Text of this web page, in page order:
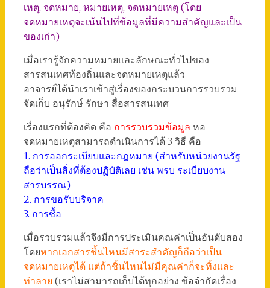
เหตุ, จดหมาย, หมายเหตุ, จดหมายเหตุ (โดย
จดหมายเหตุจะเน้นไปที่ข้อมูลที่มีความสำคัญและเป็น
ของเก่า)
เมื่อเรารู้จักความหมายและลักษณะทั่วไปของ
สารสนเทศท้องถิ่นและจดหมายเหตุแล้ว
อาจารย์ได้นำเราเข้าสู่เรื่องของกระบวนการรวบรวม
จัดเก็บ อนุรักษ์ รักษา สื่อสารสนเทศ
เรื่องแรกที่ต้องคิด คือ การรวบรวมข้อมูล หอ
จดหมายเหตุสามารถดำเนินการได้ 3 วิธี คือ
1. การออกระเบียบและกฎหมาย (สำหรับหน่วยงานรัฐ
ถือว่าเป็นสิ่งที่ต้องปฏิบัติเลย เช่น พรบ ระเบียบงาน
สารบรรณ)
2. การขอรับบริจาค
3. การซื้อ
เมื่อรวบรวมแล้วจึงมีการประเมินคณค่าเป็นอันดับสอง
โดยหากเอกสารชิ้นไหนมีสาระสำคัญก็ถือว่าเป็น
จดหมายเหตุได้ แต่ถ้าชิ้นไหนไม่มีคุณค่าก็จะทิ้งและ
ทำลาย (เราไม่สามารถเก็บได้ทุกอย่าง ข้อจำกัดเรื่อง